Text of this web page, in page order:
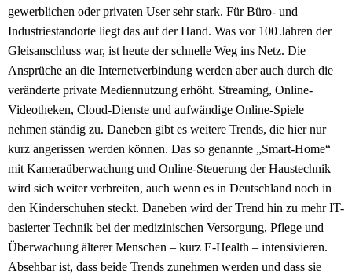
gewerblichen oder privaten User sehr stark. Für Büro- und
Industriestandorte liegt das auf der Hand. Was vor 100 Jahren der
Gleisanschluss war, ist heute der schnelle Weg ins Netz. Die
Ansprüche an die Internetverbindung werden aber auch durch die
veränderte private Mediennutzung erhöht. Streaming, Online-
Videotheken, Cloud-Dienste und aufwändige Online-Spiele
nehmen ständig zu. Daneben gibt es weitere Trends, die hier nur
kurz angerissen werden können. Das so genannte „Smart-Home“
mit Kameraüberwachung und Online-Steuerung der Haustechnik
wird sich weiter verbreiten, auch wenn es in Deutschland noch in
den Kinderschuhen steckt. Daneben wird der Trend hin zu mehr IT-
basierter Technik bei der medizinischen Versorgung, Pflege und
Überwachung älterer Menschen – kurz E-Health – intensivieren.
Absehbar ist, dass beide Trends zunehmen werden und dass sie